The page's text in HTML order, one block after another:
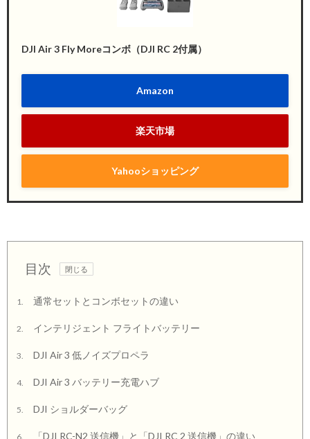
DJI Air 3 Fly Moreコンボ（DJI RC 2付属）
Amazon
楽天市場
Yahooショッピング
目次
1. 通常セットとコンボセットの違い
2. インテリジェント フライトバッテリー
3. DJI Air 3 低ノイズプロペラ
4. DJI Air 3 バッテリー充電ハブ
5. DJI ショルダーバッグ
6. 「DJI RC-N2 送信機」と「DJI RC 2 送信機」の違い